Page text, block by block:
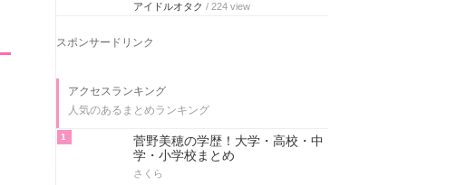
アイドルオタク / 224 view
スポンサードリンク
アクセスランキング
人気のあるまとめランキング
1
菅野美穂の学歴！大学・高校・中
学・小学校まとめ
さくら